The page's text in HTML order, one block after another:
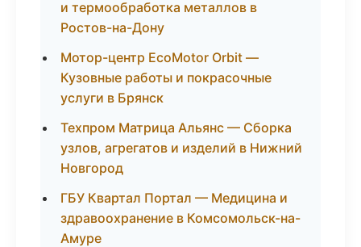
и термообработка металлов в
Ростов-на-Дону
Мотор-центр EcoMotor Orbit —
Кузовные работы и покрасочные
услуги в Брянск
Техпром Матрица Альянс — Сборка
узлов, агрегатов и изделий в Нижний
Новгород
ГБУ Квартал Портал — Медицина и
здравоохранение в Комсомольск-на-
Амуре